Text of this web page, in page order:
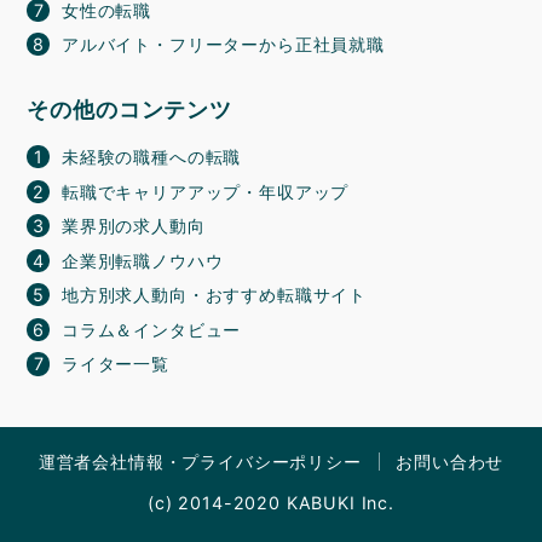
女性の転職
アルバイト・フリーターから正社員就職
その他のコンテンツ
未経験の職種への転職
転職でキャリアアップ・年収アップ
業界別の求人動向
企業別転職ノウハウ
地方別求人動向・おすすめ転職サイト
コラム＆インタビュー
ライター一覧
運営者会社情報・プライバシーポリシー
お問い合わせ
(c) 2014-2020 KABUKI Inc.